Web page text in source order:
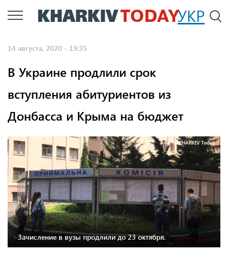
Перейти
к
УКР
14 августа, 2020 - 19:35
В Украине продлили срок
вступления абитуриентов из
Донбасса и Крыма на бюджет
Фото: KHARKIV Today.
Зачисление в вузы продлили до 23 октября.